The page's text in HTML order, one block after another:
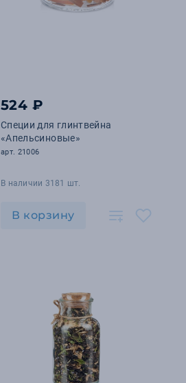
524 ₽
Специи для глинтвейна
«Апельсиновые»
арт. 21006
В наличии 3181 шт.
В корзину